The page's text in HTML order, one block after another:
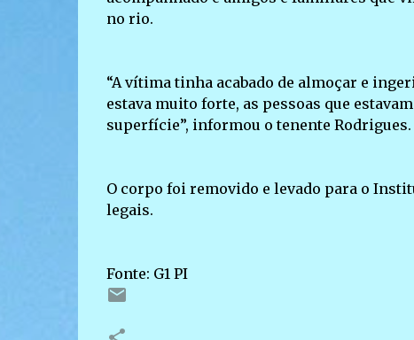
no rio.
“A vítima tinha acabado de almoçar e
estava muito forte, as pessoas que
superfície”, informou o tenente Rodrigues.
O corpo foi removido e levado para o
legais.
Fonte: G1 PI